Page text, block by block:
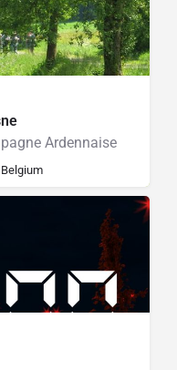
Ardennaise
Belgium